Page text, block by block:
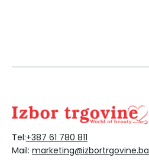
Tel:+387 61 780 811
Mail: marketing@izbortrgovine.ba